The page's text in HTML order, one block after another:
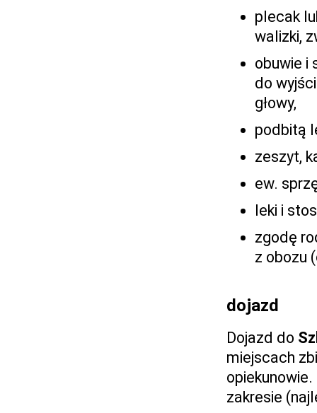
plecak
walizki,
obuwie i
do
głowy,
podbitą
zeszyt,
ew.
leki i
zgodę
z obozu
dojazd
Dojazd do
miejscach
zakresie